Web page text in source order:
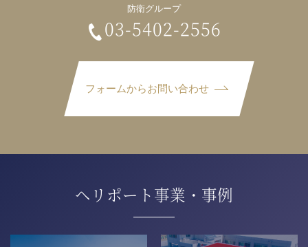
フォームからお問い合わせ
防衛グループ
03-5402-2556
ヘリポート事業・事例